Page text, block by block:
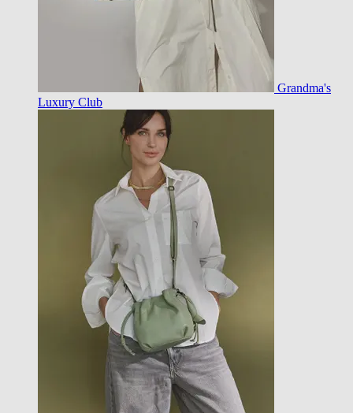
Grandma's
Luxury Club